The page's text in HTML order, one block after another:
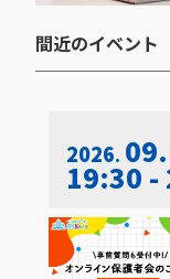
間近のイベント​
2026
19:30 -